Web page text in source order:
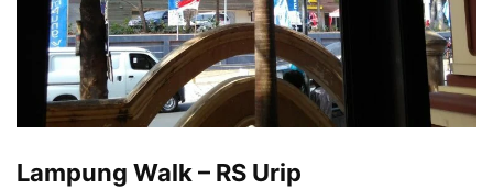
Lampung Walk – RS Urip